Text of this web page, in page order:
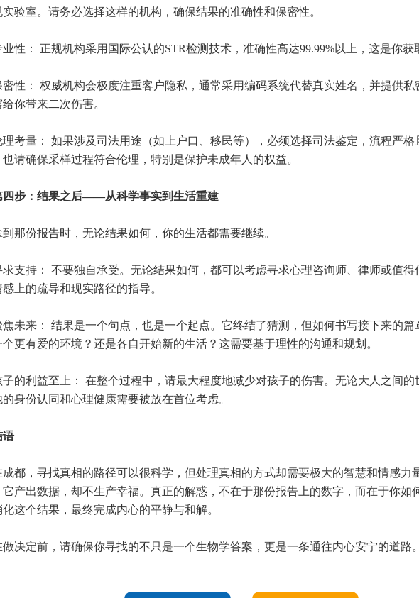
实验室。请务必选择这样的机构，确保结果的准确性和保密性。
： 正规机构采用国际公认的STR检测技术，准确性高达99.99%以上，这是你获
： 权威机构会极度注重客户隐私，通常采用编码系统代替真实姓名，并提供私
你带来二次伤害。
量： 如果涉及司法用途（如上户口、移民等），必须选择司法鉴定，流程严格
请确保采样过程符合伦理，特别是保护未成年人的权益。
：结果之后——从科学事实到生活重建
份报告时，无论结果如何，你的生活都需要继续。
持： 不要独自承受。无论结果如何，都可以考虑寻求心理咨询师、律师或值得
上的疏导和现实路径的指导。
来： 结果是一个句点，也是一个起点。它终结了猜测，但如何书写接下来的篇
更有爱的环境？还是各自开始新的生活？这需要基于理性的沟通和规划。
利益至上： 在整个过程中，请最大程度地减少对孩子的伤害。无论大人之间的
的身份认同和心理健康需要被放在首位考虑。
，寻找真相的路径可以很科学，但处理真相的方式却需要极大的智慧和情感力
它产出数据，却不生产幸福。真正的解惑，不在于那份报告上的数字，而在于你如
化这个结果，最终完成内心的平静与和解。
定前，请确保你寻找的不只是一个生物学答案，更是一条通往内心安宁的道路。